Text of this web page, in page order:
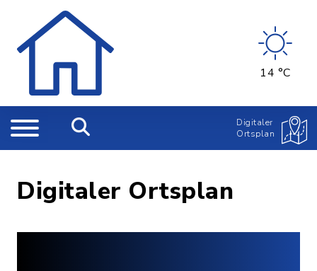
14 °C
Digitaler
Ortsplan
Digitaler Ortsplan